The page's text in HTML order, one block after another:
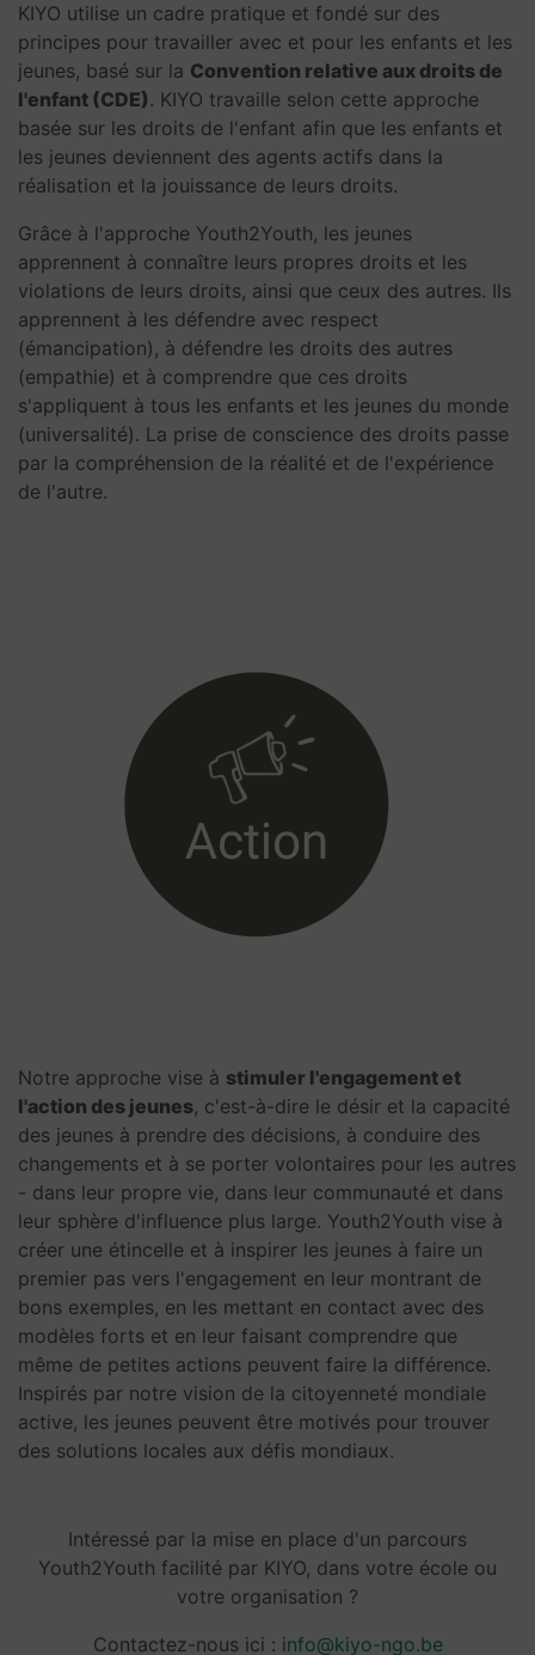
KIYO utilise un cadre pratique et fondé sur des
principes pour travailler avec et pour les enfants et les
jeunes, basé sur la Convention relative aux droits de
l'enfant (CDE). KIYO travaille selon cette approche
basée sur les droits de l'enfant afin que les enfants et
les jeunes deviennent des agents actifs dans la
réalisation et la jouissance de leurs droits.
Grâce à l'approche Youth2Youth, les jeunes
apprennent à connaître leurs propres droits et les
violations de leurs droits, ainsi que ceux des autres. Ils
apprennent à les défendre avec respect
(émancipation), à défendre les droits des autres
(empathie) et à comprendre que ces droits
s'appliquent à tous les enfants et les jeunes du monde
(universalité). La prise de conscience des droits passe
par la compréhension de la réalité et de l'expérience
de l'autre.
Notre approche vise à stimuler l'engagement et
l'action des jeunes, c'est-à-dire le désir et la capacité
des jeunes à prendre des décisions, à conduire des
changements et à se porter volontaires pour les autres
- dans leur propre vie, dans leur communauté et dans
leur sphère d'influence plus large. Youth2Youth vise à
créer une étincelle et à inspirer les jeunes à faire un
premier pas vers l'engagement en leur montrant de
bons exemples, en les mettant en contact avec des
modèles forts et en leur faisant comprendre que
même de petites actions peuvent faire la différence.
Inspirés par notre vision de la citoyenneté mondiale
active, les jeunes peuvent être motivés pour trouver
des solutions locales aux défis mondiaux.
Intéressé par la mise en place d'un parcours
Youth2Youth facilité par KIYO, dans votre école ou
votre organisation ?
Contactez-nous ici : info@kiyo-ngo.be